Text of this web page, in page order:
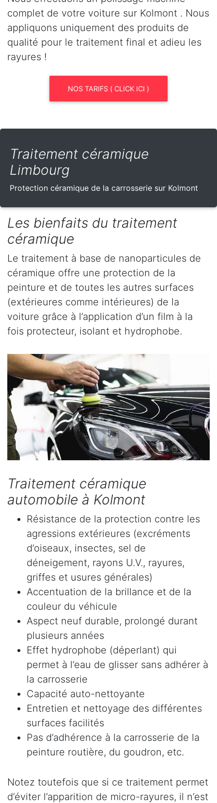
complet de votre voiture sur Kolmont . Nous
appliquons uniquement des produits de
qualité pour le traitement final et adieu les
rayures !
NOS TARIFS ( CLICK ICI )
Traitement céramique
Limbourg
Protection céramique de la carrosserie sur Kolmont
Les bienfaits du traitement
céramique
Le traitement à base de nanoparticules de
céramique offre une protection de la
peinture et de toutes les autres surfaces
(extérieures comme intérieures) de la
voiture grâce à l’application d’un film à la
fois protecteur, isolant et hydrophobe.
Traitement céramique
automobile à Kolmont
Résistance de la protection contre les
agressions extérieures (excréments
d’oiseaux, insectes, sel de
déneigement, rayons U.V., rayures,
griffes et usures générales)
Accentuation de la brillance et de la
couleur du véhicule
Aspect neuf durable, prolongé durant
plusieurs années
Effet hydrophobe (déperlant) qui
permet à l’eau de glisser sans adhérer à
la carrosserie
Capacité auto-nettoyante
Entretien et nettoyage des différentes
surfaces facilités
Pas d’adhérence à la carrosserie de la
peinture routière, du goudron, etc.
Notez toutefois que si ce traitement permet
d’éviter l’apparition de micro-rayures, il n’est